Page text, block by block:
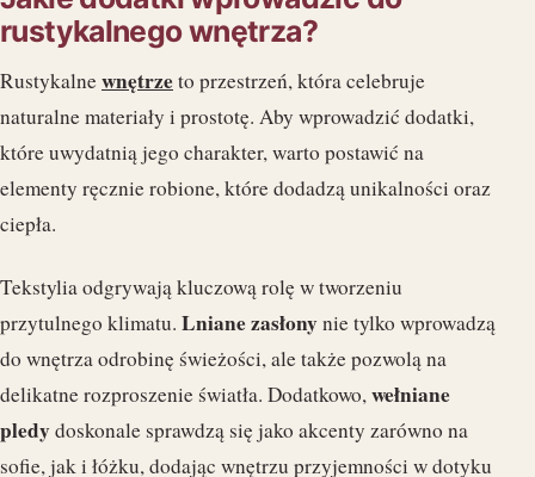
rustykalnego wnętrza?
Rustykalnewnętrzeto przestrzeń, która celebruje
naturalne materiały i prostotę. Aby wprowadzić dodatki,
które uwydatnią jego charakter, warto postawić na
elementy ręcznie robione, które dodadzą unikalności oraz
ciepła.
Tekstylia odgrywają kluczową rolę w tworzeniu
przytulnego klimatu. Lniane zasłonynie tylko wprowadzą
do wnętrza odrobinę świeżości, ale także pozwolą na
delikatne rozproszenie światła. Dodatkowo,wełniane
pledydoskonale sprawdzą się jako akcenty zarówno na
sofie, jak i łóżku, dodając wnętrzu przyjemności w dotyku